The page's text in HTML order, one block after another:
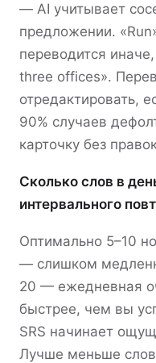
— AI учитывает
предложении.
переводится
three offices».
отредактировать,
90% случаев
карточку без
Сколько слов в
интервального
Оптимально 5–10
— слишком
20 — ежедневная
быстрее, чем вы
SRS начинает
Лучше меньше